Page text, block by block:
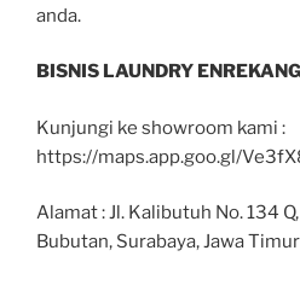
anda.
BISNIS LAUNDRY ENREKANG
Kunjungi ke showroom kami :
https://maps.app.goo.gl/
Alamat : Jl. Kalibutuh No. 134
Bubutan, Surabaya, Jawa